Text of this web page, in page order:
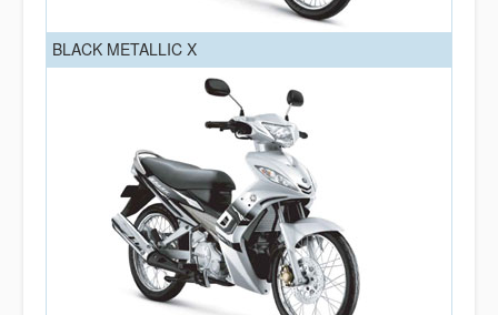
BLACK METALLIC X